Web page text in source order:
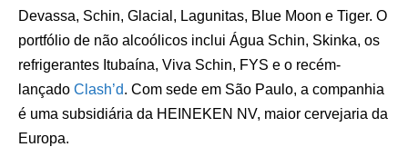
Devassa, Schin, Glacial, Lagunitas, Blue Moon e Tiger. O
portfólio de não alcoólicos inclui Água Schin, Skinka, os
refrigerantes Itubaína, Viva Schin, FYS e o recém-
lançado Clash’d. Com sede em São Paulo, a companhia
é uma subsidiária da HEINEKEN NV, maior cervejaria da
Europa.